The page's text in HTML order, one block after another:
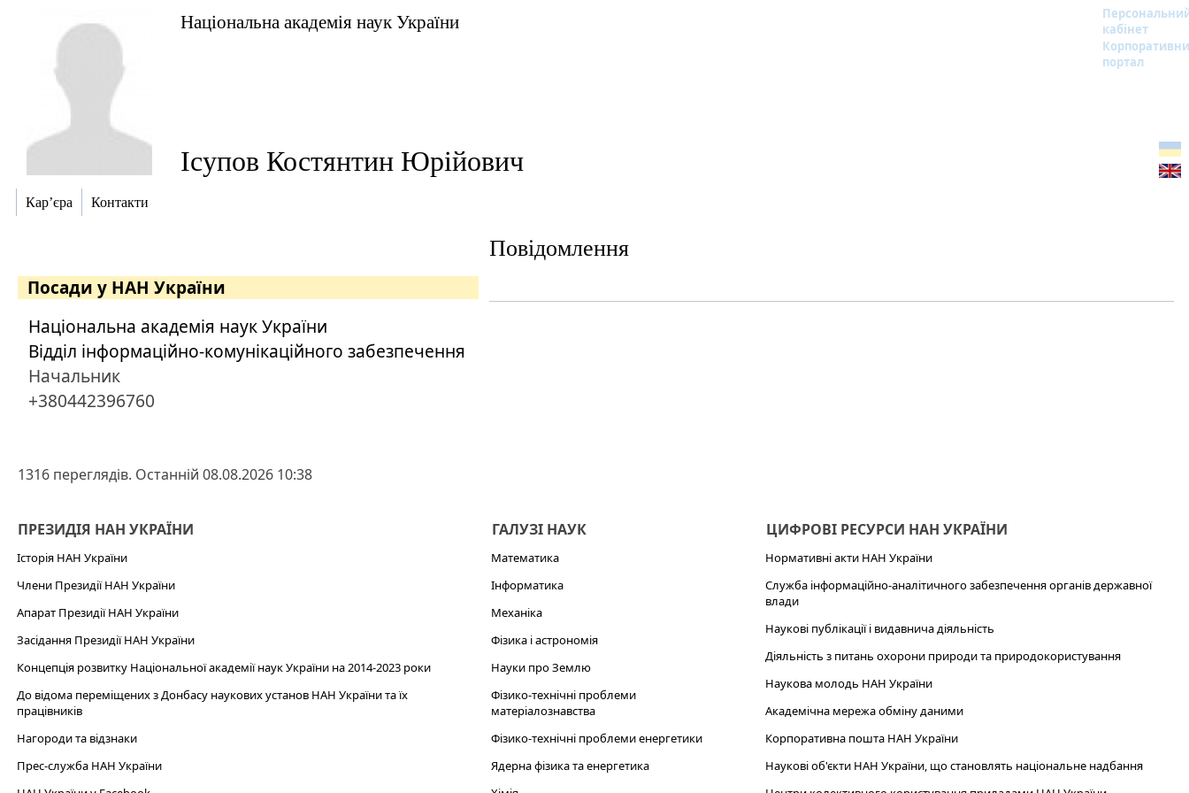
Національна академія наук України
кабінет
портал
Ісупов Костянтин Юрійович
Кар’єра Контакти
Посади у НАН України
Національна академія наук України
Відділ інформаційно-комунікаційного забезпечення
Начальник
+380442396760
1316 переглядів. Останній 08.08.2026 10:38
Повідомлення
ПРЕЗИДІЯ НАН УКРАЇНИ
Історія НАН України
Члени Президії НАН України
Апарат Президії НАН України
Засідання Президії НАН України
Концепція розвитку Національної академії наук України на 2014-2023 роки
До відома переміщених з Донбасу наукових установ НАН України та їх
працівників
Нагороди та відзнаки
Прес-служба НАН України
ГАЛУЗІ НАУК
Математика
Інформатика
Механіка
Фізика і астрономія
Науки про Землю
Фізико-технічні проблеми
матеріалознавства
Фізико-технічні проблеми енергетики
Ядерна фізика та енергетика
ЦИФРОВІ РЕСУРСИ НАН УКРАЇНИ
Нормативні акти НАН України
Служба інформаційно-аналітичного забезпечення органів державної
влади
Наукові публікації і видавнича діяльність
Діяльність з питань охорони природи та природокористування
Наукова молодь НАН України
Академічна мережа обміну даними
Корпоративна пошта НАН України
Наукові об'єкти НАН України, що становлять національне надбання